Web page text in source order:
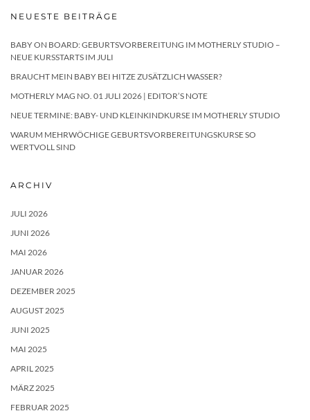
NEUESTE BEITRÄGE
BABY ON BOARD: GEBURTSVORBEREITUNG IM MOTHERLY STUDIO –
NEUE KURSSTARTS IM JULI
BRAUCHT MEIN BABY BEI HITZE ZUSÄTZLICH WASSER?
MOTHERLY MAG NO. 01 JULI 2026 | EDITOR’S NOTE
NEUE TERMINE: BABY- UND KLEINKINDKURSE IM MOTHERLY STUDIO
WARUM MEHRWÖCHIGE GEBURTSVORBEREITUNGSKURSE SO
WERTVOLL SIND
ARCHIV
JULI 2026
JUNI 2026
MAI 2026
JANUAR 2026
DEZEMBER 2025
AUGUST 2025
JUNI 2025
MAI 2025
APRIL 2025
MÄRZ 2025
FEBRUAR 2025